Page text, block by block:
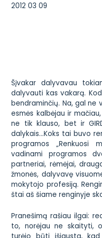
2012 03 09
Šįvakar dalyvavau
dalyvauti kas vakarą.
bendraminčių. Na, gal ne
esmės kalbėjau ir
ne tik klauso, bet ir
dalykais…Koks tai buvo
programos „Renkuosi
vadinami programos
partneriai, rėmėjai,
žmonės, dalyvavę
mokytojo profesiją.
štai aš šiame renginyje
Pranešimą rašiau ilgai:
to, norėjau ne skaityti,